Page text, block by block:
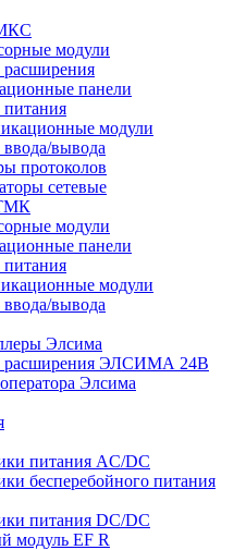
модули
панели
модули
вывода
протоколов
сетевые
модули
панели
модули
вывода
Элсима
расширения ЭЛСИМА 24В
Элсима
питания AC/DC
бесперебойного питания
питания DC/DC
модуль EF R